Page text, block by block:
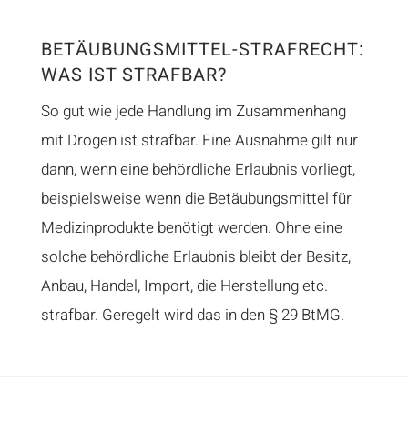
BETÄUBUNGSMITTEL-STRAFRECHT:
WAS IST STRAFBAR?
So gut wie jede Handlung im Zusammenhang
mit Drogen ist strafbar. Eine Ausnahme gilt nur
dann, wenn eine behördliche Erlaubnis vorliegt,
beispielsweise wenn die Betäubungsmittel für
Medizinprodukte benötigt werden. Ohne eine
solche behördliche Erlaubnis bleibt der Besitz,
Anbau, Handel, Import, die Herstellung etc.
strafbar. Geregelt wird das in den § 29 BtMG.